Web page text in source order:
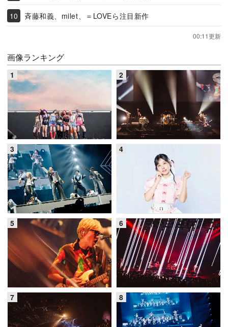
斉藤和義、milet、＝LOVEら注目新作
00:11更新
画像ランキング